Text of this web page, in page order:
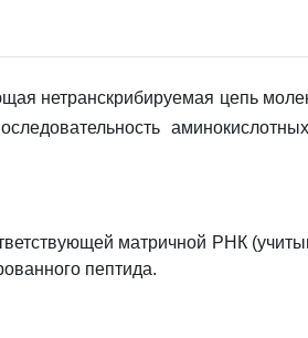
нетранскрибируемая цепь
матричной РНК
пептида.